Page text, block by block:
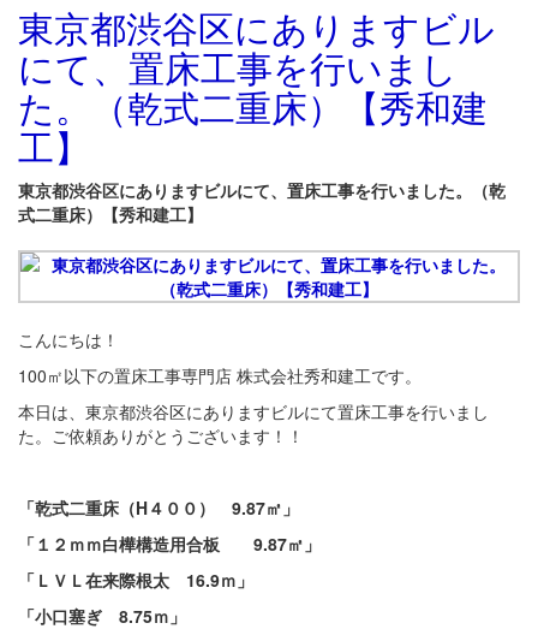
東京都渋谷区にありますビル
にて、置床工事を行いまし
た。（乾式二重床）【秀和建
工】
東京都渋谷区にありますビルにて、置床工事を行いました。（乾
式二重床）【秀和建工】
こんにちは！
100㎡以下の置床工事専門店 株式会社秀和建工です。
本日は、東京都渋谷区にありますビルにて置床工事を行いまし
た。ご依頼ありがとうございます！！
「乾式二重床（H４００） 9.87㎡」
「１２ｍｍ白樺構造用合板 9.87㎡」
「ＬＶＬ在来際根太 16.9ｍ」
「小口塞ぎ 8.75ｍ」